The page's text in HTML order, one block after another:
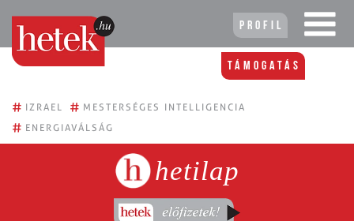
Profil
Támogatás
# IZRAEL # MESTERSÉGES INTELLIGENCIA
# ENERGIAVÁLSÁG
hetilap